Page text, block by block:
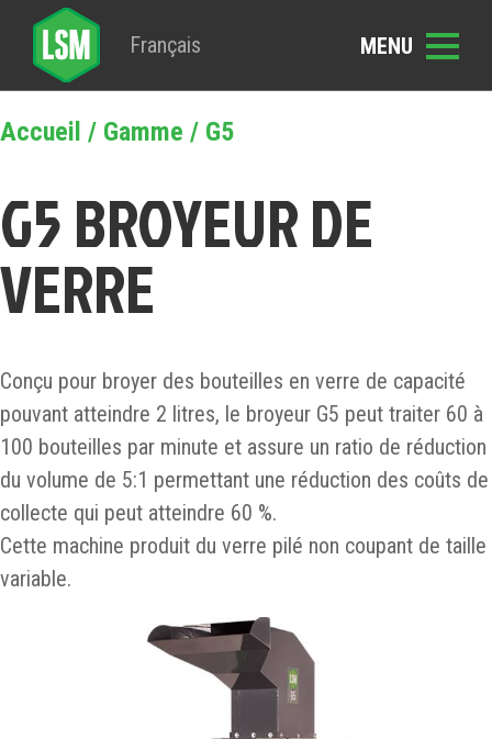
Français
Accueil / Gamme / G5
G5 BROYEUR DE
VERRE
Conçu pour broyer des bouteilles en verre de capacité
pouvant atteindre 2 litres, le broyeur G5 peut traiter 60 à
100 bouteilles par minute et assure un ratio de réduction
du volume de 5:1 permettant une réduction des coûts de
collecte qui peut atteindre 60 %.
Cette machine produit du verre pilé non coupant de taille
variable.